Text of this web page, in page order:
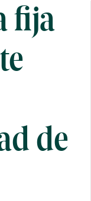
fija
de